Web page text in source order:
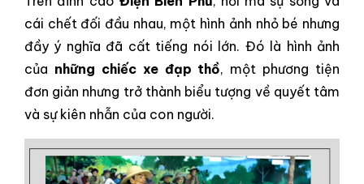
cái chết đối đầu nhau, một hình ảnh nhỏ bé nhưng
đầy ý nghĩa đã cất tiếng nói lớn. Đó là hình ảnh
của những chiếc xe đạp thồ, một phương tiện
đơn giản nhưng trở thành biểu tượng về quyết tâm
và sự kiên nhẫn của con người.